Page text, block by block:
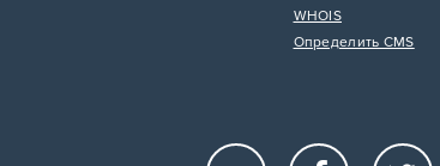
WHOIS
Определить CMS